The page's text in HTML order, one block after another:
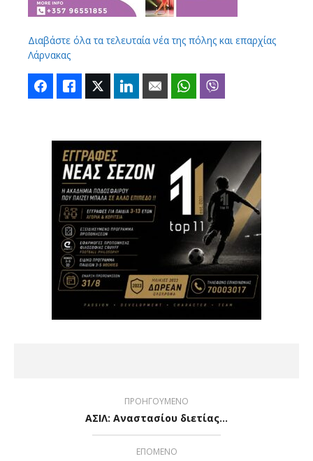
Διαβάστε όλα τα τελευταία νέα της πόλης και επαρχίας
Λάρνακας
FacebookLike Twitter LinkedIn Email WhatsApp
ΠΡΟΗΓΟΥΜΕΝΟ
ΑΣΙΛ: Αναστασίου διετίας...
ΕΠΟΜΕΝΟ